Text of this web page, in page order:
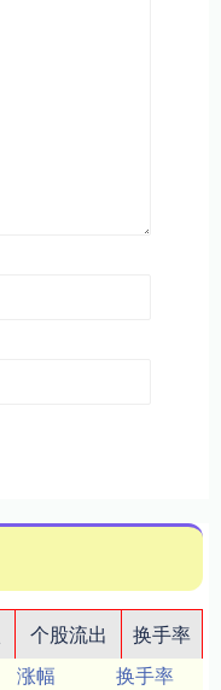
个股流出
换手率
涨幅
换手率